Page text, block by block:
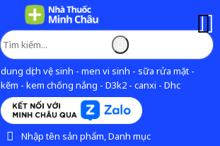
dung dịch vệ sinh - men vi sinh - sữa rửa mặt -
kẽm - kem chống nắng - D3k2 - canxi - Dhc
Nhập tên sản phẩm, Danh mục